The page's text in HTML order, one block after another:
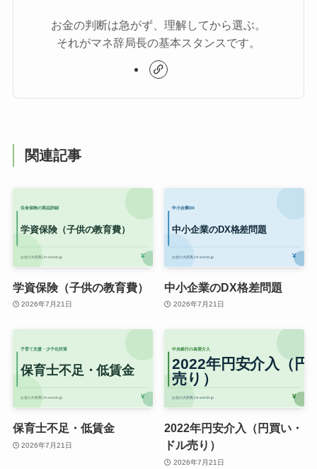
お金の判断は急がず、理解してから選ぶ。
それがマネ辞局長の基本スタンスです。
関連記事
学資保険（子供の教育費）
2026年7月21日
中小企業のDX格差問題
2026年7月21日
保育士不足・低賃金
2026年7月21日
2022年円安介入（円買い・
ドル売り）
2026年7月21日